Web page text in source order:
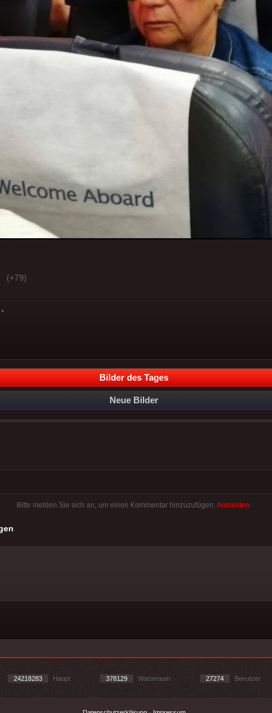
(+79)
Bilder des Tages
Neue Bilder
Bitte melden Sie sich an, um einen Kommentar hinzuzufügen. Anmelden
24218283 Haupt 378129 Warteraum 27274 Benutzer